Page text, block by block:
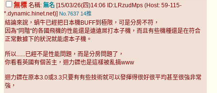
無標 名稱: 無名 [15/03/26(四)14:06 ID:LRzudMps (Host: 59-115-
*.dynamic.hinet.net)] No.7637 14推
結論來說，蝸牛已經把日本機BUFF到極限，可是分房不符，
因為"同階"的各國飛機的性能還是遠遠屌打本子機，而且有些機種還是在符合
正常數據下的狀況就能虐本子機。
所以......已經不是性能問題，而是分房問題了，
你看看英國有個苦主，迴力鏢也是這樣被亂搞www
迴力鏢在原本3.0或3.3只要有有些技術就可以發揮得很好很平均甚至很強非常
強，